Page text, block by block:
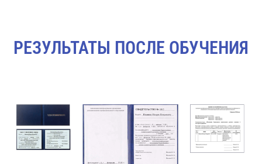
РЕЗУЛЬТАТЫ ПОСЛЕ ОБУЧЕНИЯ